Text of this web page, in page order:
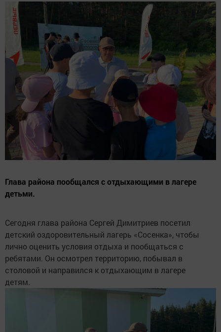
Глава района пообщался с отдыхающими в лагере
детьми.
Сегодня глава района Сергей Димитриев посетил
детский оздоровительный лагерь «Сосенка», чтобы
лично оценить условия отдыха и пообщаться с
ребятами. Он осмотрел территорию, побывал в
столовой и направился к отдыхающим в лагере
детям.